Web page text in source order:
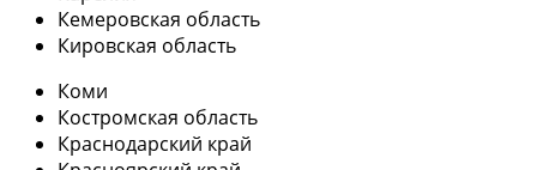
Кемеровская область
Кировская область
Коми
Костромская область
Краснодарский край